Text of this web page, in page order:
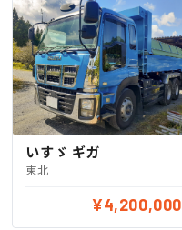
いすゞ ギガ
東北
¥4,200,000